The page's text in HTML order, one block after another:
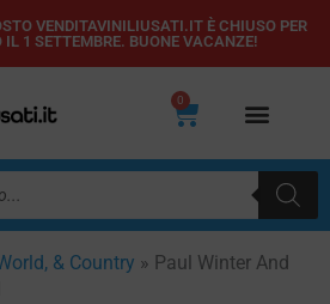
VENDITAVINILIUSATI.IT È CHIUSO PER
IL 1 SETTEMBRE. BUONE VACANZE!
0
Carrello
& Country » Paul Winter And